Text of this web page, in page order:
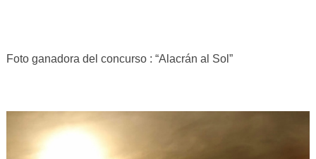
Foto ganadora del concurso : “Alacrán al Sol”